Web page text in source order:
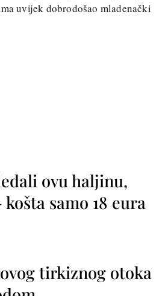
uvijek dobrodošao mladenački
ovu haljinu,
samo 18 eura
tirkiznog otoka